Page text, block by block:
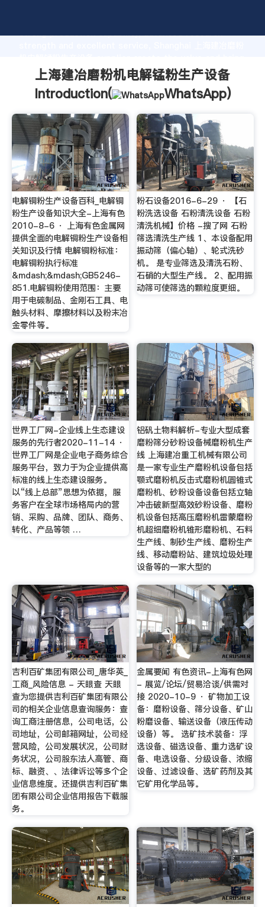
strong production capability, advanced research
values to all of customers.
上海建冶磨粉机电解锰粉生产设备
Introduction(
WhatsApp)
电解铜粉生产设备百科_电解铜
粉生产设备知识大全-上海有色
2010-8-6 · 上海有色金属网
提供全面的电解铜粉生产设备相
关知识及行情 电解铜粉标准：
电解铜粉执行标准
&mdash;&mdash;GB5246-
851.电解铜粉使用范围：主要
用于电碳制品、金刚石工具、电
触头材料、摩擦材料以及粉末冶
金零件等。
粉石设备2016-6-29 · 【石
粉洗选设备 石粉清洗设备 石粉
清洗机械】价格 -搜了网 石粉
筛选清洗生产线 1、本设备配用
振动筛（偏心轴）、轮式洗砂
机。 是专业筛选及清洗石粉、
石硝的大型生产线。 2、配用振
动筛可使筛选的颗粒度更细。
世界工厂网-企业线上生态建设
服务的先行者2020-11-14 ·
世界工厂网是企业电子商务综合
服务平台，致力于为企业提供高
标准的线上生态建设服务。
以“线上总部”思想为依据，服
务客户在全球市场格局内的营
销、采购、品牌、团队、商务、
转化、产品等领 …
铝矾土物料解析-专业大型成套
磨粉筛分砂粉设备械磨粉机生产
线 上海建冶重工机械有限公司
是一家专业生产磨粉机设备包括
颚式磨粉机反击式磨粉机圆锥式
磨粉机、砂粉设备设备包括立轴
冲击破新型高效砂粉设备、磨粉
机设备包括高压磨粉机雷蒙磨粉
机超细磨粉机锥形磨粉机、石料
生产线、制砂生产线、磨粉生产
线、移动磨粉站、建筑垃圾处理
设备等的一家大型的
吉利百矿集团有限公司_唐华英_
工商_风险信息 - 天眼查 天眼
查为您提供吉利百矿集团有限公
司的相关企业信息查询服务：查
询工商注册信息，公司电话，公
司地址，公司邮箱网址，公司经
营风险，公司发展状况，公司财
务状况，公司股东法人高管、商
标、融资、、法律诉讼等多个企
业信息维度。还提供吉利百矿集
团有限公司企业信用报告下载服
务。
金属要闻 有色资讯-上海有色网
- 展览/论坛/贸易洽谈/供需对
接 2020-10-9 · 矿物加工设
备：磨粉设备、筛分设备、矿山
粉磨设备、输送设备（液压传动
设备）等。 选矿技术装备：浮
选设备、磁选设备、重力选矿设
备、电选设备、分级设备、浓缩
设备、过滤设备、选矿药剂及其
它矿用化学品等。